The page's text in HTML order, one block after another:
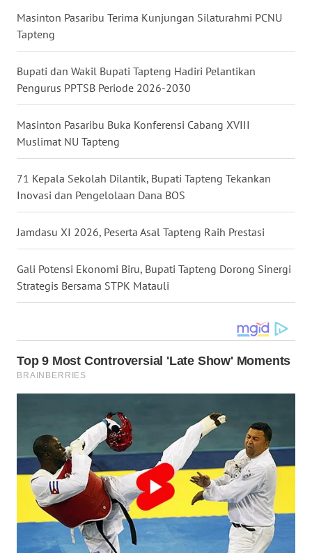
Masinton Pasaribu Terima Kunjungan Silaturahmi PCNU
Tapteng
Bupati dan Wakil Bupati Tapteng Hadiri Pelantikan
Pengurus PPTSB Periode 2026-2030
Masinton Pasaribu Buka Konferensi Cabang XVIII
Muslimat NU Tapteng
71 Kepala Sekolah Dilantik, Bupati Tapteng Tekankan
Inovasi dan Pengelolaan Dana BOS
Jamdasu XI 2026, Peserta Asal Tapteng Raih Prestasi
Gali Potensi Ekonomi Biru, Bupati Tapteng Dorong Sinergi
Strategis Bersama STPK Matauli
MALUKU
WN
MALUT
WN
DAIRI
WN
DANAU
TOBA
WN
NIAS
WN
TAPANULI
SELATAN
TANJUNG
LESUNG
WN
KARO
SIMALUNGUN